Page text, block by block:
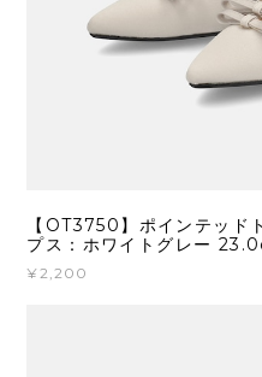
【OT3750】ポインテッド
プス：ホワイトグレー
¥2,200